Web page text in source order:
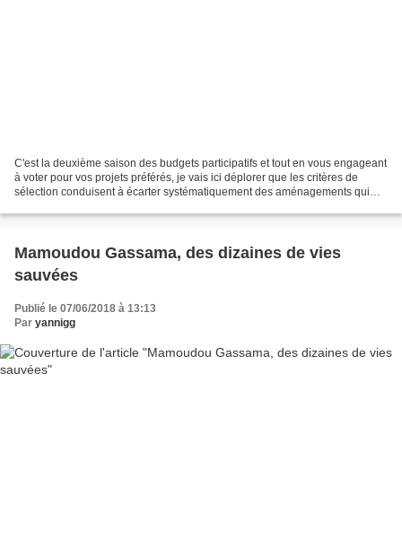
C'est la deuxième saison des budgets participatifs et tout en vous engageant
à voter pour vos projets préférés, je vais ici déplorer que les critères de
sélection conduisent à écarter systématiquement des aménagements qui
Mamoudou Gassama, des dizaines de vies
sauvées
Publié le 07/06/2018 à 13:13
Par yannigg